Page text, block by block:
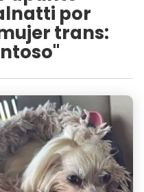
por
trans: